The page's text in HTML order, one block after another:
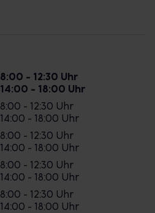
8:00 - 12:30 Uhr
14:00 - 18:00 Uhr
8:00 - 12:30 Uhr
14:00 - 18:00 Uhr
8:00 - 12:30 Uhr
14:00 - 18:00 Uhr
8:00 - 12:30 Uhr
14:00 - 18:00 Uhr
8:00 - 12:30 Uhr
14:00 - 18:00 Uhr